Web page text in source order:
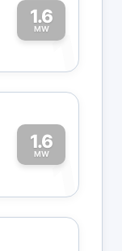
1.6
MW1
1.6
MW1